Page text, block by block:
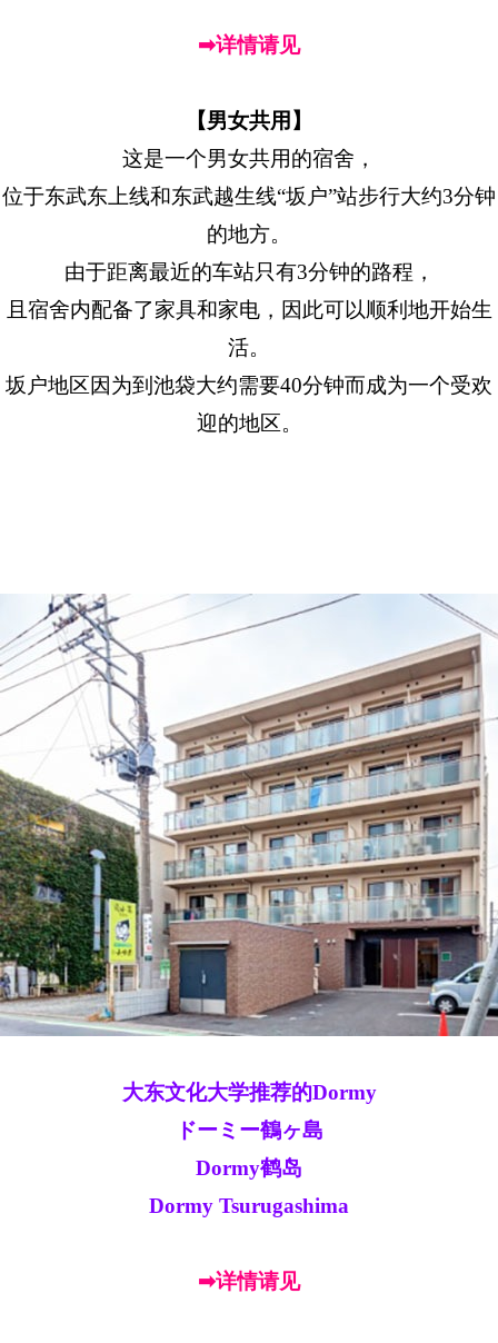
➡详情请见
【男女共用】
这是一个男女共用的宿舍，
位于东武东上线和东武越生线“坂户”站步行大约3分钟
的地方。
由于距离最近的车站只有3分钟的路程，
且宿舍内配备了家具和家电，因此可以顺利地开始生
活。
坂户地区因为到池袋大约需要40分钟而成为一个受欢
迎的地区。
大东文化大学推荐的Dormy
ドーミー鶴ヶ島
Dormy鹤岛
Dormy Tsurugashima
➡详情请见